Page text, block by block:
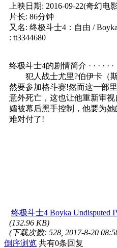
上映日期: 2016-09-22(奇幻电
片长: 86分钟
又名: 终极斗士4：自由 /
: tt3344680
终极斗士4的剧情简介 · · · · · ·
犯人战士尤里?伯伊卡（斯
然要参加格斗赛!然而这一部
意外死亡，这也让他重新审
孀被幕后黑手控制，他要为
难对付了!
终极斗士4 Boyka Undisputed
(132.96 KB)
(下载次数: 528, 2017-8-20
倒序浏览 共有0条回复